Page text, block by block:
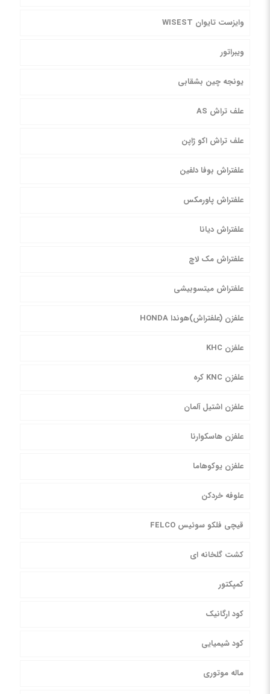
وایزست تایوان WISEST
ویبراتور
یونجه چین بشقابی
علف تراش AS
علف تراش اکو ژاپن
علفتراش بوفا دلفین
علفتراش پاورمکس
علفتراش دیانا
علفتراش مک لاچ
علفتراش میتسوبیشی
علفزن (علفتراش)هوندا HONDA
علفزن KHC
علفزن KNC کره
علفزن اشتیل آلمان
علفزن هاسکوارنا
علفزن یوکوهاما
علوفه خردکن
قیچی فلکو سوئیس FELCO
کشت گلخانه ای
کمپکتور
کود ارگانیک
کود شیمیایی
ماله موتوری